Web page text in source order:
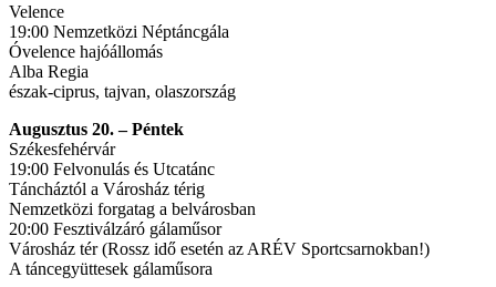
Velence
19:00 Nemzetközi Néptáncgála
Óvelence hajóállomás
Alba Regia
észak-ciprus, tajvan, olaszország
Augusztus 20. – Péntek
Székesfehérvár
19:00 Felvonulás és Utcatánc
Táncháztól a Városház térig
Nemzetközi forgatag a belvárosban
20:00 Fesztiválzáró gálaműsor
Városház tér (Rossz idő esetén az ARÉV Sportcsarnokban!)
A táncegyüttesek gálaműsora